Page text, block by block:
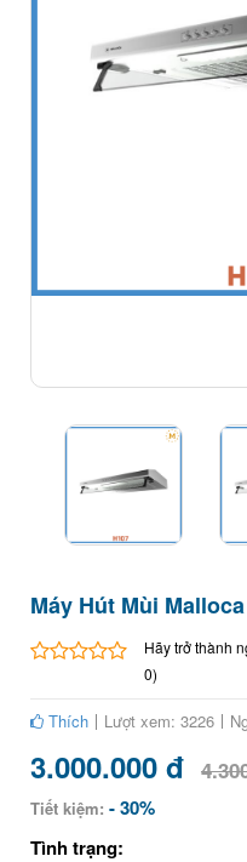
Máy Hút Mùi
Hãy trở thành
0)
Thích Lượt xem: 3226
3.000.000 đ
Tiết kiệm: - 30%
Tình trạng: